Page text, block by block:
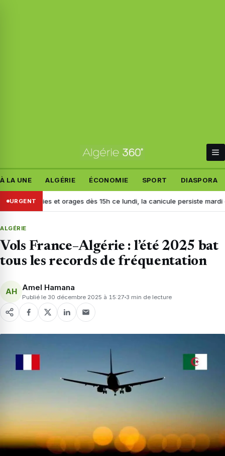
À LA UNE ALGÉRIE ÉCONOMIE SPORT DIASPORA
URGENT
pluies et orages dès 15h ce lundi, la canicule persiste mardi dans
ALGÉRIE
Vols France–Algérie : l’été 2025 bat
tous les records de fréquentation
AH Amel Hamana
Publié le 30 décembre 2025 à 15:27 3 min de lecture